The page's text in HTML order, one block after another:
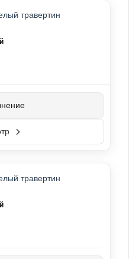
травертин
травертин